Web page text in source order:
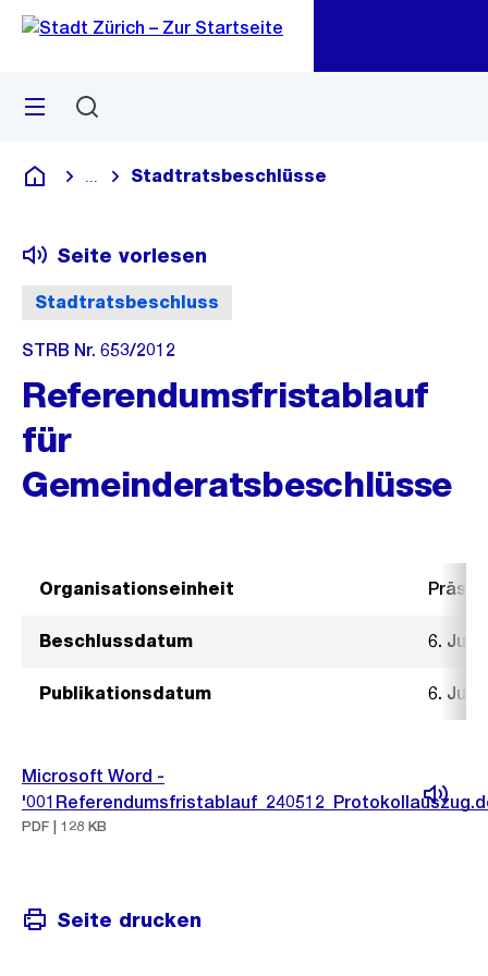
Navigation
Sprunglink
Menü
Deutsch
Blende alle Breadcrumbs ein
Stadtratsbeschlüsse
Stadtratsbeschluss
Seite vorlesen
STRB Nr. 653/2012
Referendumsfristablauf
für
Gemeinderatsbeschlüsse
Organisationseinheit
Beschlussdatum 6. Juni
Publikationsdatum 6. Juni
Microsoft Word -
PDF | 128 KB
Seite drucken